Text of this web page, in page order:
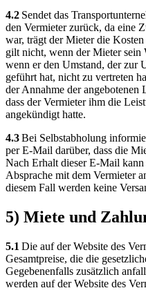
4.2 Sendet das
den Vermieter zurück, da eine
war, trägt der Mieter die
gilt nicht, wenn der Mieter sein
wenn er den Umstand, der zur
geführt hat, nicht zu vertreten
der Annahme der angebotenen
dass der Vermieter ihm die
angekündigt hatte.
4.3Bei Selbstabholung
per E-Mail darüber, dass die
Nach Erhalt dieser E-Mail
Absprache mit dem Vermieter
diesem Fall werden keine
5) Miete und
5.1 Die auf der Website des
Gesamtpreise, die die
Gegebenenfalls zusätzlich
werden auf der Website des